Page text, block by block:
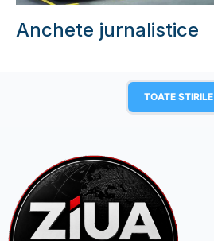
Anchete jurnalistice
TOATE STIRILE